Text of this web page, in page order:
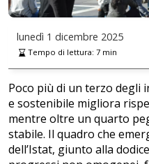
lunedì 1 dicembre 2025
Tempo di lettura: 7min
Poco più di un terzo degli
e sostenibile migliora
mentre oltre un quarto
stabile. Il quadro che
dell’Istat, giunto alla